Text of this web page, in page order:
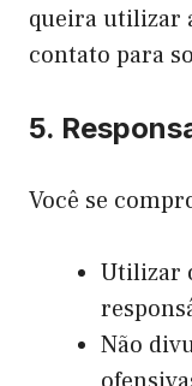
queira utilizar
contato para
5.
Você se
Utilizar
Não